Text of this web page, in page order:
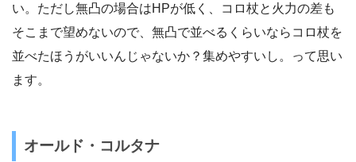
い。ただし無凸の場合はHPが低く、コロ杖と火力の差も
そこまで望めないので、無凸で並べるくらいならコロ杖を
並べたほうがいいんじゃないか？集めやすいし。って思い
ます。
オールド・コルタナ